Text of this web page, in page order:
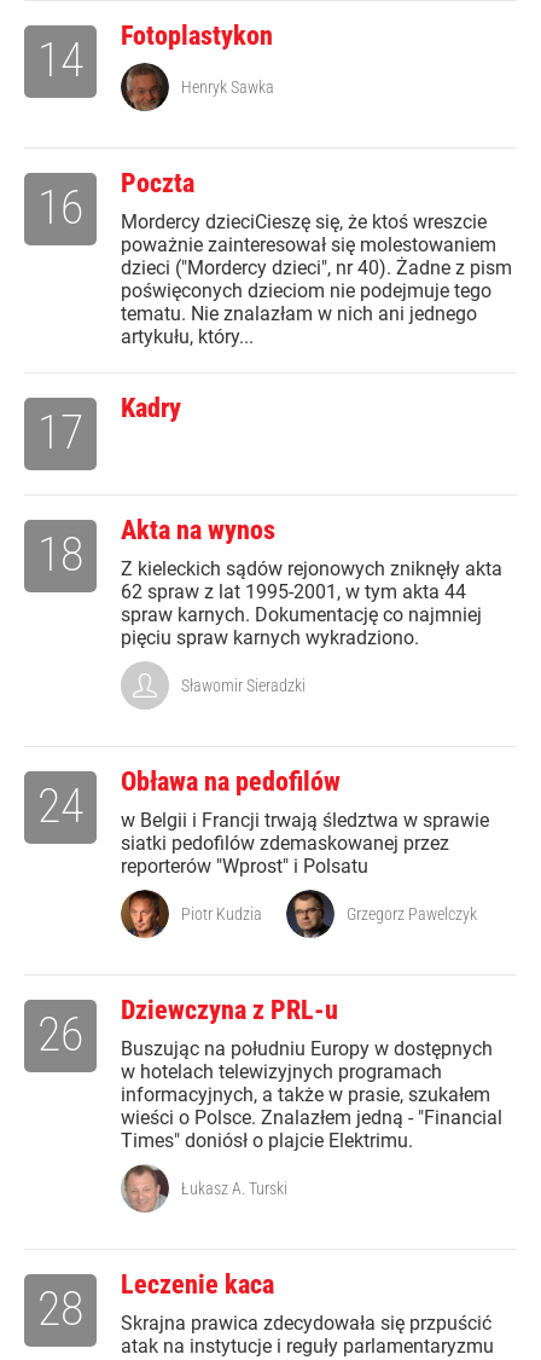
Fotoplastykon
14 Henryk Sawka
Poczta
Mordercy dzieciCieszę się, że ktoś wreszcie
poważnie zainteresował się molestowaniem
dzieci ("Mordercy dzieci", nr 40). Żadne z pism
poświęconych dzieciom nie podejmuje tego
tematu. Nie znalazłam w nich ani jednego
artykułu, który...
16
Kadry
17
Akta na wynos
Z kieleckich sądów rejonowych zniknęły akta
62 spraw z lat 1995-2001, w tym akta 44
spraw karnych. Dokumentację co najmniej
pięciu spraw karnych wykradziono.
18
Sławomir Sieradzki
Obława na pedofilów
w Belgii i Francji trwają śledztwa w sprawie
siatki pedofilów zdemaskowanej przez
reporterów "Wprost" i Polsatu
24
Piotr Kudzia Grzegorz Pawelczyk
Dziewczyna z PRL-u
Buszując na południu Europy w dostępnych
w hotelach telewizyjnych programach
informacyjnych, a także w prasie, szukałem
wieści o Polsce. Znalazłem jedną - "Financial
Times" doniósł o plajcie Elektrimu.
26
Łukasz A. Turski
Leczenie kaca
Skrajna prawica zdecydowała się przpuścić
atak na instytucje i reguły parlamentaryzmu
28